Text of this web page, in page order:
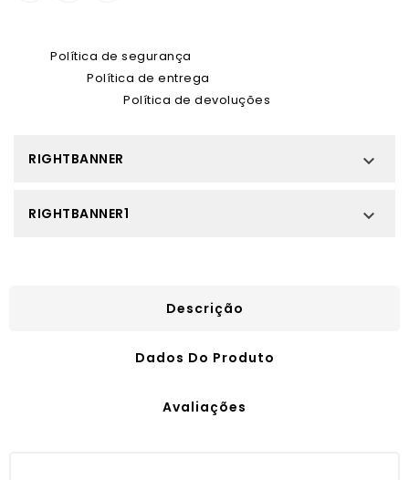
Política de segurança
Política de entrega
Política de devoluções
RIGHTBANNER 
RIGHTBANNER1 
Descrição
Dados Do Produto
Avaliações